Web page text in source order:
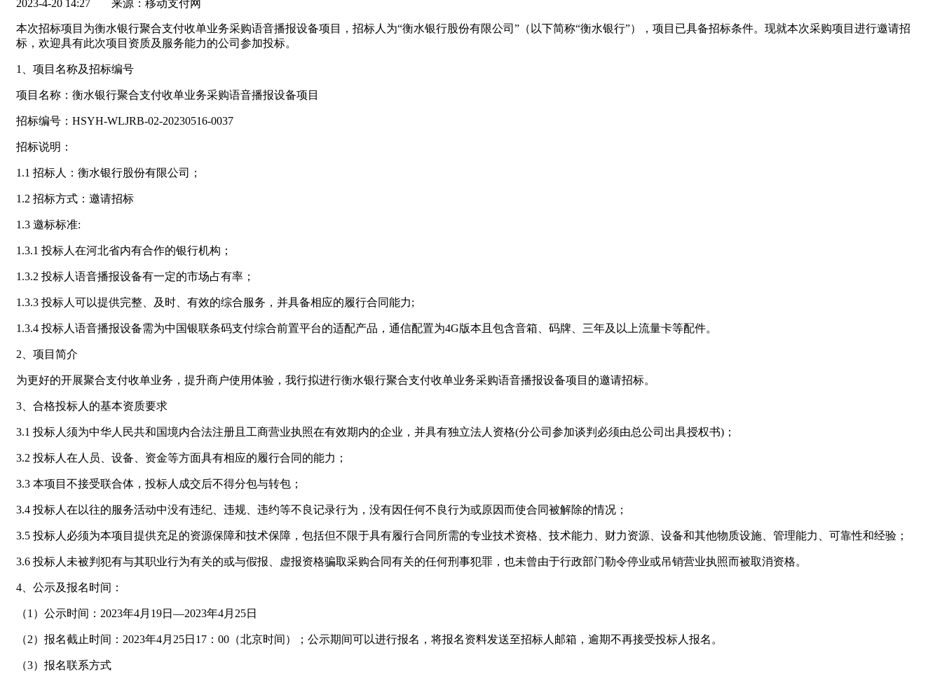
2023-4-20 14:27 来源：移动支付网
本次招标项目为衡水银行聚合支付收单业务采购语音播报设备项目，招标人为“衡水银行股份有限公司”（以下简称“衡水银行”），项目已具备招标条件。现就本次采购项目进行邀请招
标，欢迎具有此次项目资质及服务能力的公司参加投标。
1、项目名称及招标编号
项目名称：衡水银行聚合支付收单业务采购语音播报设备项目
招标编号：HSYH-WLJRB-02-20230516-0037
招标说明：
1.1 招标人：衡水银行股份有限公司；
1.2 招标方式：邀请招标
1.3 邀标标准:
1.3.1 投标人在河北省内有合作的银行机构；
1.3.2 投标人语音播报设备有一定的市场占有率；
1.3.3 投标人可以提供完整、及时、有效的综合服务，并具备相应的履行合同能力;
1.3.4 投标人语音播报设备需为中国银联条码支付综合前置平台的适配产品，通信配置为4G版本且包含音箱、码牌、三年及以上流量卡等配件。
2、项目简介
为更好的开展聚合支付收单业务，提升商户使用体验，我行拟进行衡水银行聚合支付收单业务采购语音播报设备项目的邀请招标。
3、合格投标人的基本资质要求
3.1 投标人须为中华人民共和国境内合法注册且工商营业执照在有效期内的企业，并具有独立法人资格(分公司参加谈判必须由总公司出具授权书)；
3.2 投标人在人员、设备、资金等方面具有相应的履行合同的能力；
3.3 本项目不接受联合体，投标人成交后不得分包与转包；
3.4 投标人在以往的服务活动中没有违纪、违规、违约等不良记录行为，没有因任何不良行为或原因而使合同被解除的情况；
3.5 投标人必须为本项目提供充足的资源保障和技术保障，包括但不限于具有履行合同所需的专业技术资格、技术能力、财力资源、设备和其他物质设施、管理能力、可靠性和经验；
3.6 投标人未被判犯有与其职业行为有关的或与假报、虚报资格骗取采购合同有关的任何刑事犯罪，也未曾由于行政部门勒令停业或吊销营业执照而被取消资格。
4、公示及报名时间：
（1）公示时间：2023年4月19日—2023年4月25日
（2）报名截止时间：2023年4月25日17：00（北京时间）；公示期间可以进行报名，将报名资料发送至招标人邮箱，逾期不再接受投标人报名。
（3）报名联系方式